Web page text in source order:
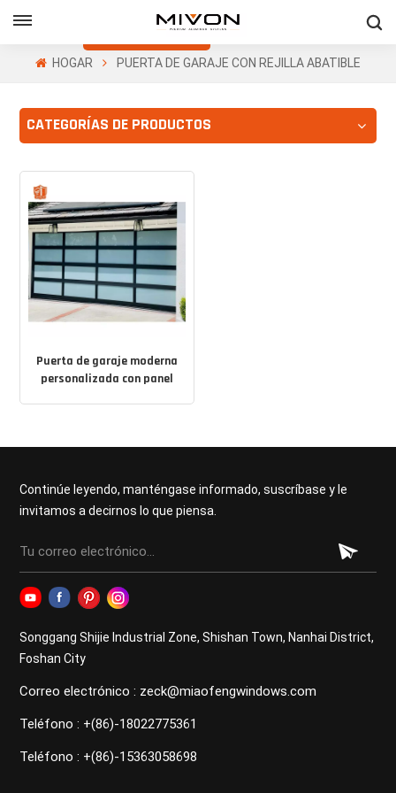
Obtenga Una
Cotización Gratis
HOGAR PUERTA DE GARAJE CON REJILLA ABATIBLE
CATEGORÍAS DE PRODUCTOS
Puerta de garaje moderna
personalizada con panel
Continúe leyendo, manténgase informado, suscríbase y le
invitamos a decirnos lo que piensa.
Songgang Shijie Industrial Zone, Shishan Town, Nanhai District,
Foshan City
Correo electrónico : zeck@miaofengwindows.com
Teléfono : +(86)-18022775361
Teléfono : +(86)-15363058698